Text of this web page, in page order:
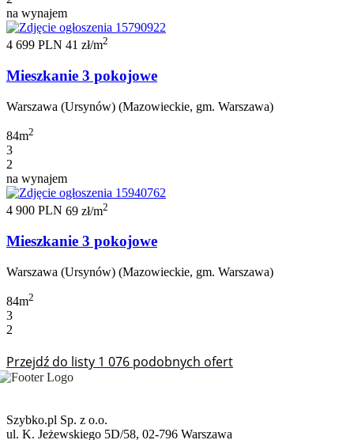
na wynajem
4 699 PLN 41 zł/m2
Mieszkanie 3 pokojowe
Warszawa (Ursynów) (Mazowieckie, gm. Warszawa)
84m2
3
2
na wynajem
4 900 PLN 69 zł/m2
Mieszkanie 3 pokojowe
Warszawa (Ursynów) (Mazowieckie, gm. Warszawa)
84m2
3
2
Przejdź do listy 1 076 podobnych ofert
Szybko.pl Sp. z o.o.
ul. K. Jeżewskiego 5D/58, 02-796 Warszawa